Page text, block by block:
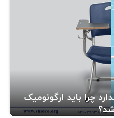
چرا باید ارگونومیک